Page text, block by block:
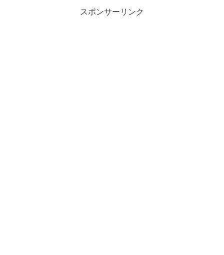
スポンサーリンク